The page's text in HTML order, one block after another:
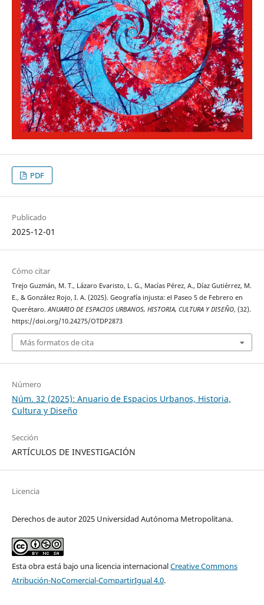
PDF
Publicado
2025-12-01
Cómo citar
Trejo Guzmán, M. T., Lázaro Evaristo, L. G., Macías Pérez, A., Díaz Gutiérrez, M.
E., & González Rojo, I. A. (2025). Geografía injusta: el Paseo 5 de Febrero en
Querétaro.ANUARIO DE ESPACIOS URBANOS, HISTORIA, CULTURA Y DISEÑO, (32).
https://doi.org/10.24275/OTDP2873
Más formatos de cita
Número
Núm. 32 (2025): Anuario de Espacios Urbanos, Historia,
Cultura y Diseño
Sección
ARTÍCULOS DE INVESTIGACIÓN
Licencia
Derechos de autor 2025 Universidad Autónoma Metropolitana.
Esta obra está bajo una licencia internacionalCreative Commons
Atribución-NoComercial-CompartirIgual 4.0.